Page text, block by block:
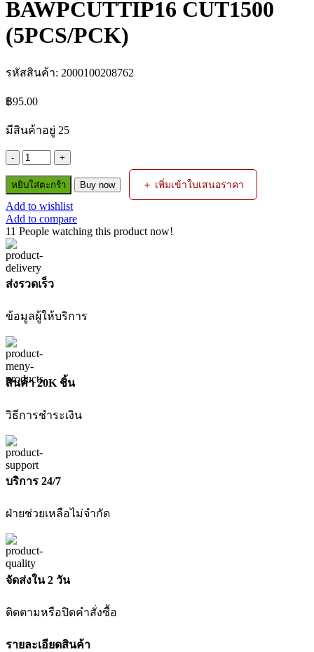
BAWPCUTTIP16 CUT1500
(5PCS/PCK)
รหัสสินค้า: 2000100208762
฿95.00
มีสินค้าอยู่ 25
จำนวน
AG60C
TIP
1.0MM
BAWPCUTTIP16
CUT1500
(5PCS/PCK)
ชิ้น
หยิบใส่ตะกร้า Buy now ＋ เพิ่มเข้าใบเสนอราคา
Add to wishlist
Add to compare
11 People watching this product now!
ส่งรวดเร็ว
ข้อมูลผู้ให้บริการ
สินค้า 20K ชิ้น
วิธีการชำระเงิน
บริการ 24/7
ฝ่ายช่วยเหลือไม่จำกัด
จัดส่งใน 2 วัน
ติดตามหรือปิดคำสั่งซื้อ
รายละเอียดสินค้า